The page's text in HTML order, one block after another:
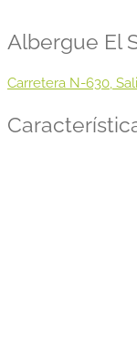
Albergue El
Carretera N-630,